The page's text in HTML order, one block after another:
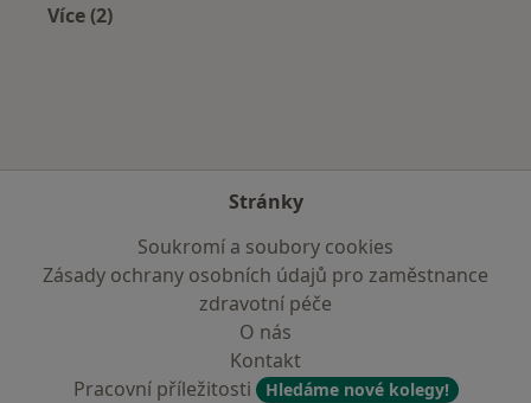
Více (2)
Stránky
Soukromí a soubory cookies
Zásady ochrany osobních údajů pro zaměstnance
zdravotní péče
O nás
Kontakt
Pracovní příležitosti
Hledáme nové kolegy!